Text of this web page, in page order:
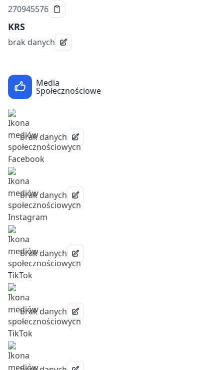
270945576
KRS
brak danych
Media
Społecznościowe
brak danych
brak danych
brak danych
brak danych